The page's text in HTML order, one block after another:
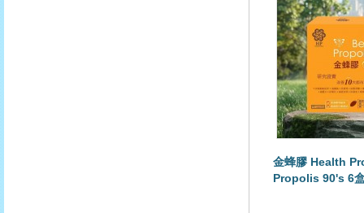
金蜂膠 Health
Propolis 90's 6